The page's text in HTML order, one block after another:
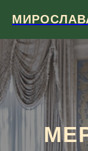
Студия
и
И
СО